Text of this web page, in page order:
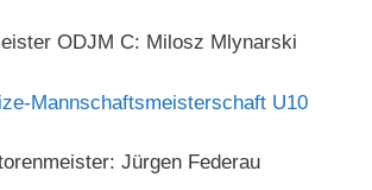
ODJM C: Milosz Mlynarski
Mannschaftsmeisterschaft U10
Jürgen Federau